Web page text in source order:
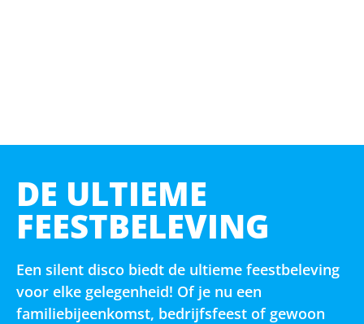
DE ULTIEME
FEESTBELEVING
Een silent disco biedt de ultieme feestbeleving
voor elke gelegenheid! Of je nu een
familiebijeenkomst, bedrijfsfeest of gewoon